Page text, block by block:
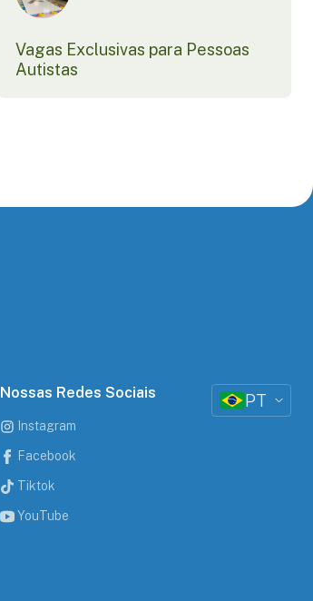
Vagas Exclusivas para Pessoas
Autistas
Nossas Redes Sociais
Instagram
Facebook
Tiktok
YouTube
PT